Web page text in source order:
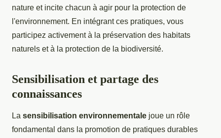
nature et incite chacun à agir pour la protection de
l'environnement. En intégrant ces pratiques, vous
participez activement à la préservation des habitats
naturels et à la protection de la biodiversité.
Sensibilisation et partage des
connaissances
La sensibilisation environnementale joue un rôle
fondamental dans la promotion de pratiques durables